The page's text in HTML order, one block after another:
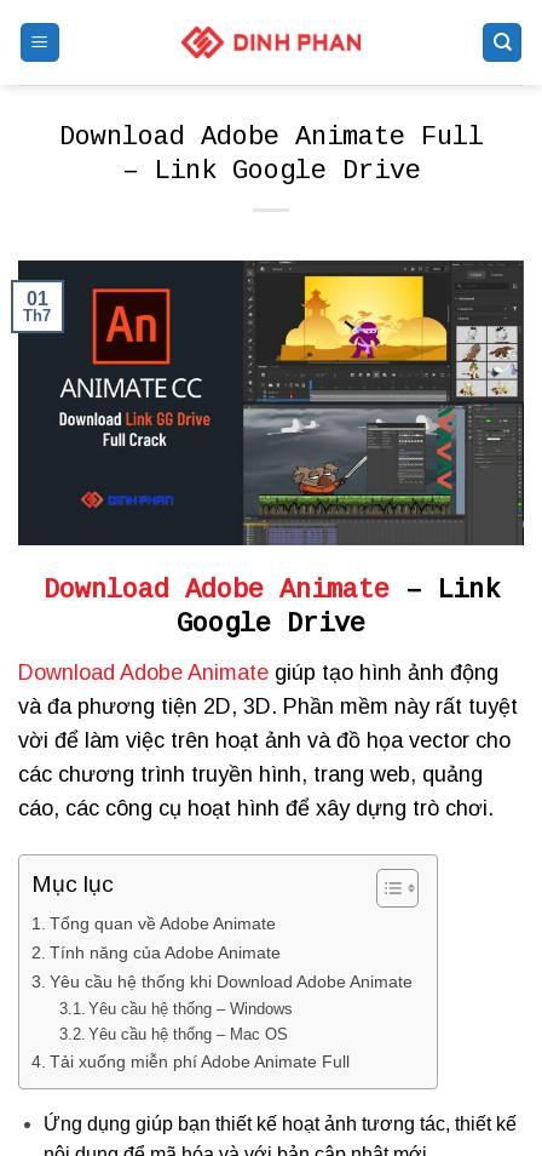
Download Adobe Animate Full
– Link Google Drive
01
Th7
Download Adobe Animate– Link
Google Drive
Download Adobe Animate giúp tạo hình ảnh động
và đa phương tiện 2D, 3D. Phần mềm này rất tuyệt
vời để làm việc trên hoạt ảnh và đồ họa vector cho
các chương trình truyền hình, trang web, quảng
cáo, các công cụ hoạt hình để xây dựng trò chơi.
Mục lục
Tổng quan về Adobe Animate
Tính năng của Adobe Animate
Yêu cầu hệ thống khi Download Adobe Animate
Yêu cầu hệ thống – Windows
Yêu cầu hệ thống – Mac OS
Tải xuống miễn phí Adobe Animate Full
Ứng dụng giúp bạn thiết kế hoạt ảnh tương tác, thiết kế